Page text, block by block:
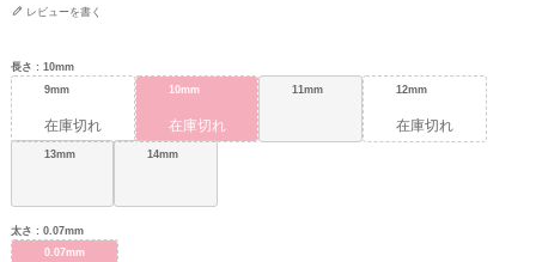
レビューを書く
長さ
10mm
9mm
在庫切れ
10mm
在庫切れ
11mm 12mm
在庫切れ
13mm 14mm
太さ
0.07mm
0.07mm